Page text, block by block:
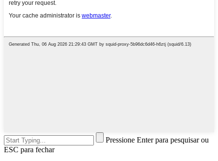
Pressione Enter para pesquisar ou
ESC para fechar